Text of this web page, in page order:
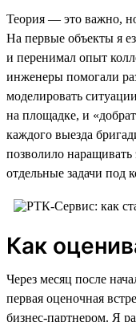
Теория — это важно,
На первые объекты я
и перенимал опыт
инженеры помогали
моделировать
на площадке, и
каждого выезда
позволило наращивать
отдельные задачи под
Как
Через месяц после
первая оценочная
бизнес-партнером. Я